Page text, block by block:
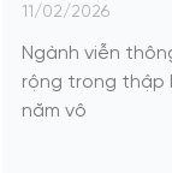
11/02/2026
Ngành viễn
rộng trong thập
năm vô